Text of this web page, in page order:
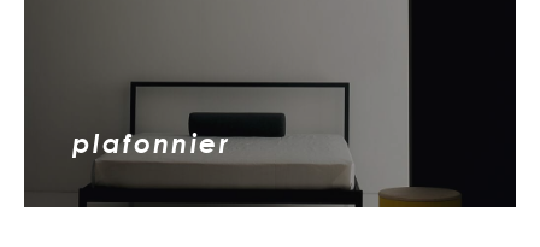
plafonnier